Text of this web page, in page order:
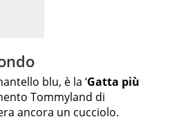
blu, è la ‘Gatta più
Tommyland di
ancora un cucciolo.